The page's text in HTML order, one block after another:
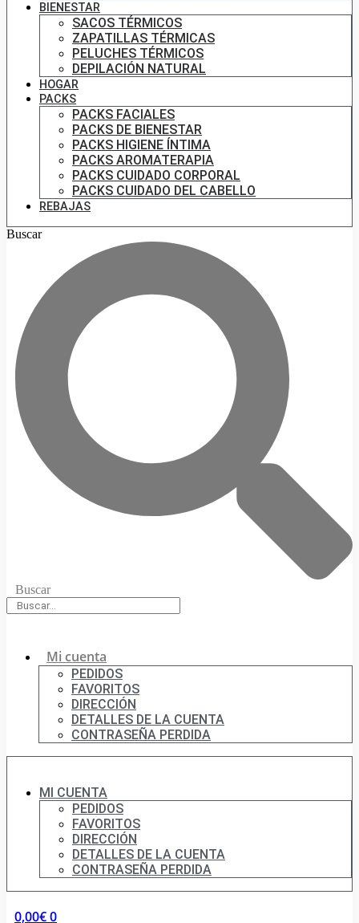
BIENESTAR
SACOS TÉRMICOS
ZAPATILLAS TÉRMICAS
PELUCHES TÉRMICOS
DEPILACIÓN NATURAL
HOGAR
PACKS
PACKS FACIALES
PACKS DE BIENESTAR
PACKS HIGIENE ÍNTIMA
PACKS AROMATERAPIA
PACKS CUIDADO CORPORAL
PACKS CUIDADO DEL CABELLO
REBAJAS
Buscar
Buscar
Mi cuenta
PEDIDOS
FAVORITOS
DIRECCIÓN
DETALLES DE LA CUENTA
CONTRASEÑA PERDIDA
MI CUENTA
PEDIDOS
FAVORITOS
DIRECCIÓN
DETALLES DE LA CUENTA
CONTRASEÑA PERDIDA
0,00€0